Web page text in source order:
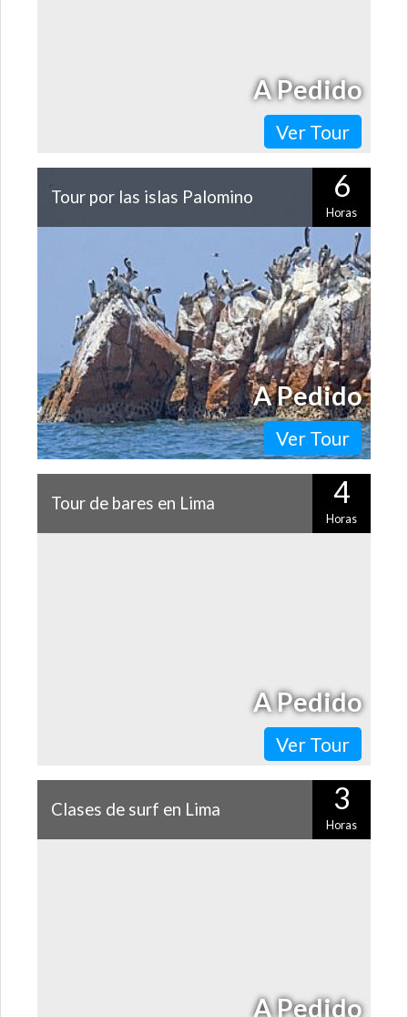
Ver Tour
A Pedido
Tour por las islas Palomino 6
Horas
A sólo media hora de Lima encontrarás el paraíso de
cientos de aves. Y en esta navegación por las islas
Palomino podrás ver pingüinos…
Ver Tour
A Pedido
Tour de bares en Lima 4
Horas
Ver Tour
A Pedido
Clases de surf en Lima 3
Horas
A Pedido